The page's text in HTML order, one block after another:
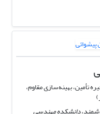
بهینه‌سازی مقاوم،